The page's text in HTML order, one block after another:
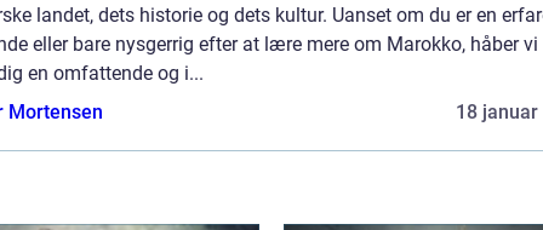
landet, dets historie og dets kultur. Uanset om du er en
eller bare nysgerrig efter at lære mere om Marokko, håber vi
en omfattende og i...
Mortensen
18 januar